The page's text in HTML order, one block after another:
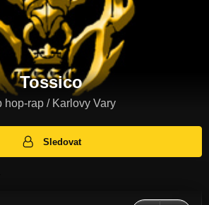
Tossico
hop-rap / Karlovy Vary
Sledovat